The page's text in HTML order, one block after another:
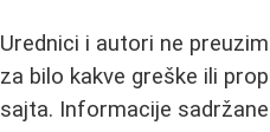
Urednici i autori ne
za bilo kakve greške ili
sajta. Informacije